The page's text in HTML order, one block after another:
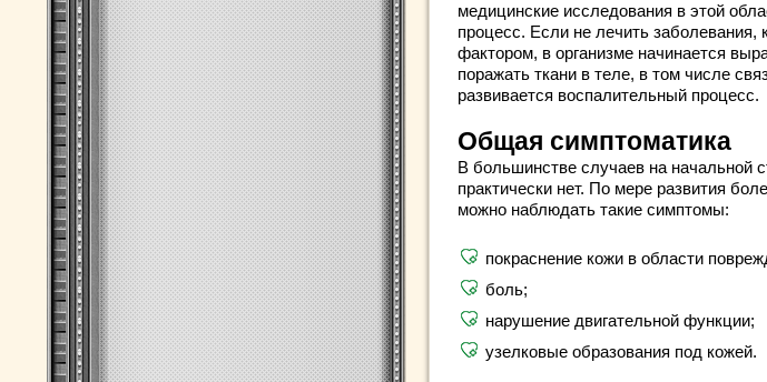
медицинские исследования в этой
процесс. Если не лечить заболевания,
фактором, в организме начинается
поражать ткани в теле, в том числе
развивается воспалительный процесс.
Общая симптоматика
В большинстве случаев на начальной
практически нет. По мере развития
можно наблюдать такие симптомы:
покраснение кожи в области
боль;
нарушение двигательной функции;
узелковые образования под кожей.